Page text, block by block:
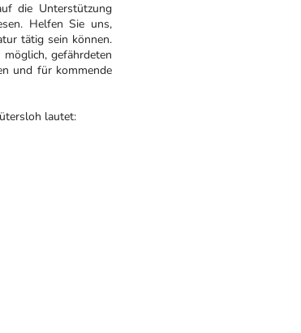
die Unterstützung
Helfen Sie uns,
tätig sein können.
gefährdeten
und für kommende
lautet: